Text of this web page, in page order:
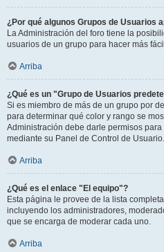
¿Por qué algunos Grupos de Usuarios
La Administración del foro tiene la
usuarios de un grupo para hacer más
Arriba
¿Qué es un "Grupo de Usuarios
Si es miembro de más de un grupo por
para determinar qué color y rango se
Administración debe darle permisos
mediante su Panel de Control de Usuario.
Arriba
¿Qué es el enlace "El equipo"?
Esta página le provee de la lista
incluyendo los administradores,
que se encarga de moderar cada uno.
Arriba